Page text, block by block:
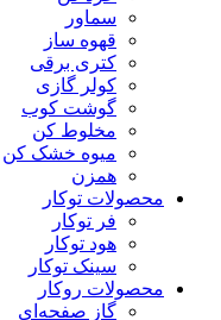
سماور
قهوه ساز
کتری برقی
کولر گازی
گوشت کوب
مخلوط کن
میوه خشک کن
همزن
محصولات توکار
فر توکار
هود توکار
سینک توکار
محصولات روکار
گاز صفحه‌ای